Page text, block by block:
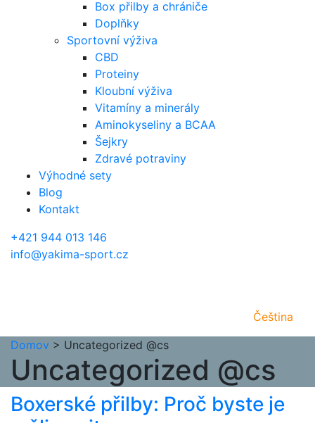
Box přilby a chrániče
Doplňky
Sportovní výživa
CBD
Proteiny
Kloubní výživa
Vitamíny a minerály
Aminokyseliny a BCAA
Šejkry
Zdravé potraviny
Výhodné sety
Blog
Kontakt
+421 944 013 146
info@yakima-sport.cz
Čeština
Domov > Uncategorized @cs
Uncategorized @cs
Boxerské přilby: Proč byste je